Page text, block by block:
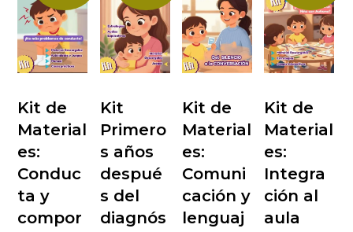
Kit de
Material
es:
Conduc
ta y
compor
Kit
Primero
s años
despué
s del
diagnós
Kit de
Material
es:
Comuni
cación y
lenguaj
Kit de
Material
es:
Integra
ción al
aula